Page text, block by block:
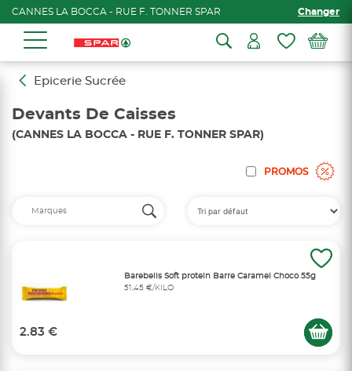
CANNES LA BOCCA - RUE F. TONNER SPAR Changer
Epicerie Sucrée
Devants De Caisses
(CANNES LA BOCCA - RUE F. TONNER SPAR)
PROMOS
Barebells Soft protein Barre Caramel Choco 55g
51,45 €/KILO
2.83 €